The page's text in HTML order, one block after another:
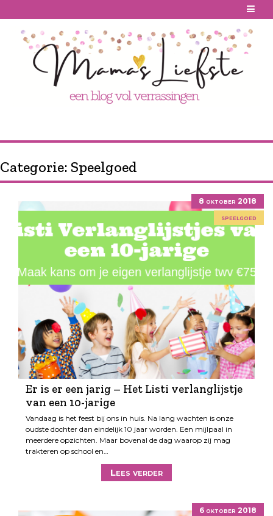
Categorie: Speelgoed
8 oktober 2018
speelgoed
Er is er een jarig – Het Listi verlanglijstje
van een 10-jarige
Vandaag is het feest bij ons in huis. Na lang wachten is onze
oudste dochter dan eindelijk 10 jaar worden. Een mijlpaal in
meerdere opzichten. Maar bovenal de dag waarop zij mag
trakteren op school en…
Lees verder
6 oktober 2018